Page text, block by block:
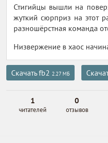
Стигийцы вышли на
жуткий сюрприз на этот
разношёрстная команда
Низвержение в хаос
Скачать fb2 2.27 МБ
1
читателей
0
отзывов